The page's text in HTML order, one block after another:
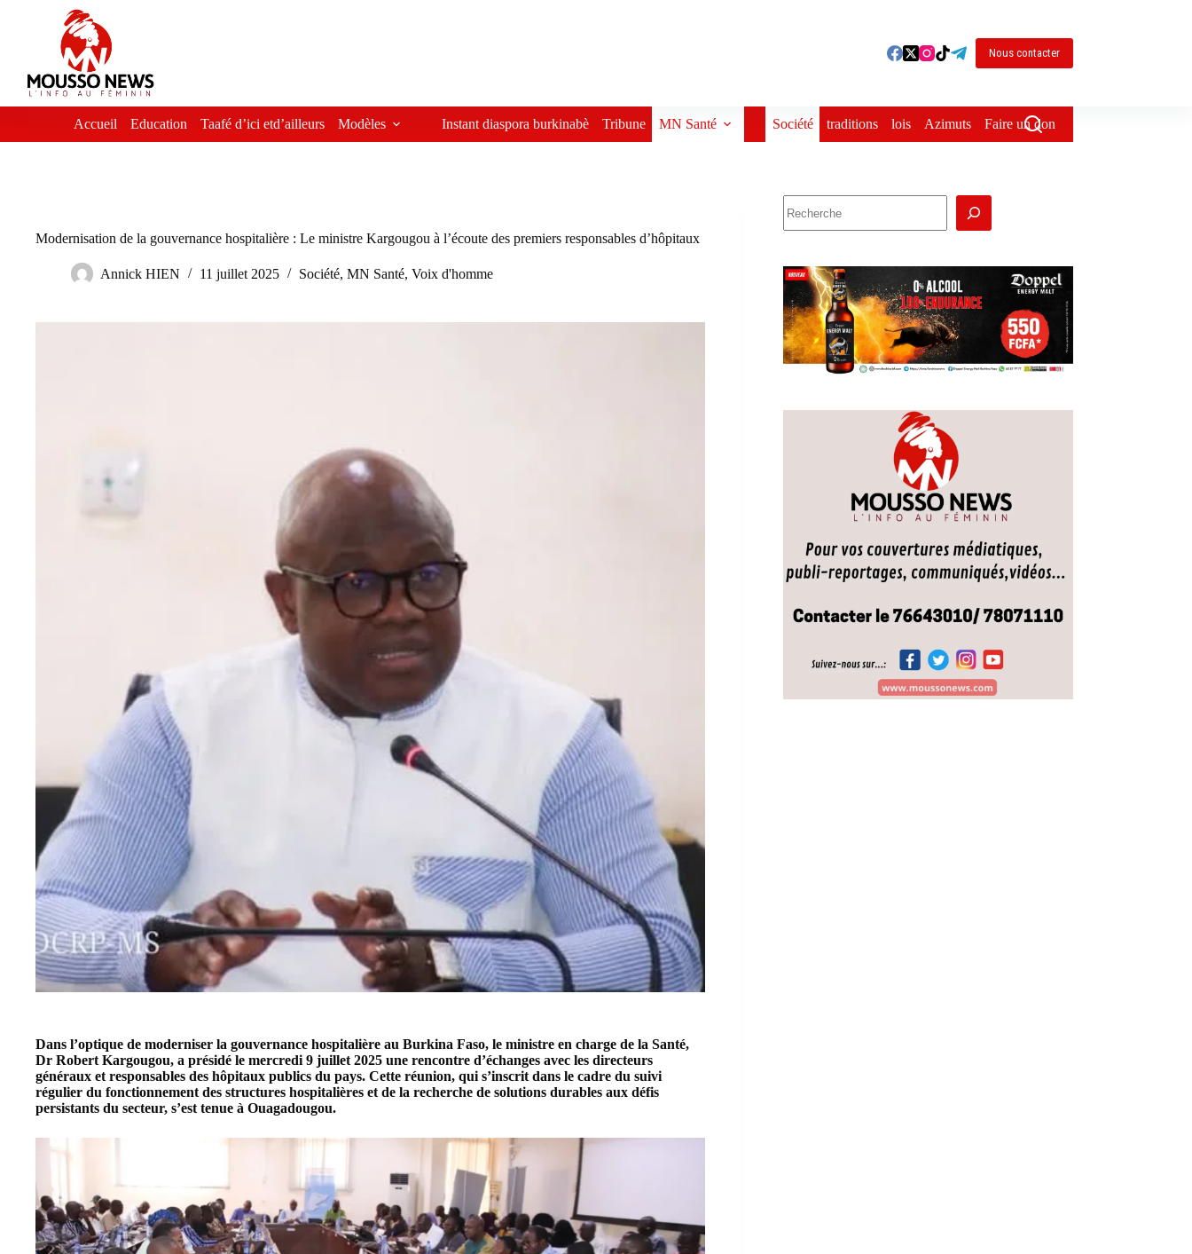
Nous contacter
Accueil Education Taafé d’ici etd’ailleurs Modèles Instant diaspora burkinabè Tribune MN Santé Société traditions lois Azimuts Faire un don
Modernisation de la gouvernance hospitalière : Le ministre Kargougou à l’écoute des premiers responsables d’hôpitaux
Annick HIEN 11 juillet 2025 Société, MN Santé, Voix d'homme
Dans l’optique de moderniser la gouvernance hospitalière au Burkina Faso, le ministre en charge de la Santé,
Dr Robert Kargougou, a présidé le mercredi 9 juillet 2025 une rencontre d’échanges avec les directeurs
généraux et responsables des hôpitaux publics du pays. Cette réunion, qui s’inscrit dans le cadre du suivi
régulier du fonctionnement des structures hospitalières et de la recherche de solutions durables aux défis
persistants du secteur, s’est tenue à Ouagadougou.